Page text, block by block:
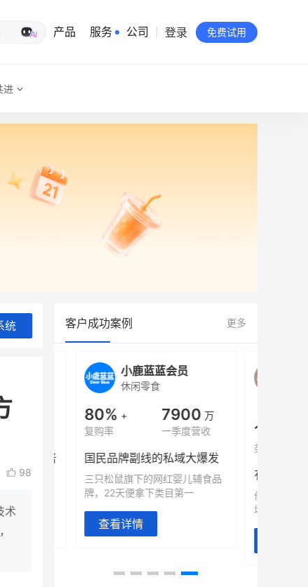
生意专家
产品 服务 公司
有赞公益
站点地图
登录 免费试用
进
统
98
术
客户成功案例 更多
帝乳业
小鹿蓝蓝会员
休闲零食
80% +
复购率
7900 万
一季度营收
国民品牌副线的私域大爆发
三只松鼠旗下的网红婴儿辅食品
牌，22天便拿下类目第一
查看详情
top
类目销售额
他只用7年做
域如何破局？